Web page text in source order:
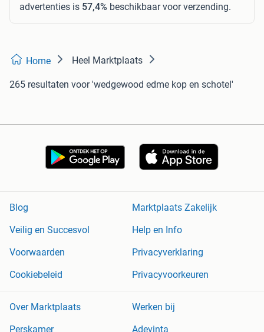
advertenties is 57,4% beschikbaar voor verzending.
Home Heel Marktplaats
265 resultaten voor 'wedgewood edme kop en schotel'
Blog
Marktplaats Zakelijk
Veilig en Succesvol
Help en Info
Voorwaarden
Privacyverklaring
Cookiebeleid
Privacyvoorkeuren
Over Marktplaats
Werken bij
Perskamer
Adevinta